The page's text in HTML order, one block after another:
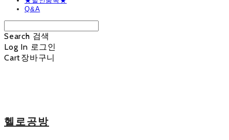
Q&A
Search 검색
Log In 로그인
Cart장바구니
헬로공방